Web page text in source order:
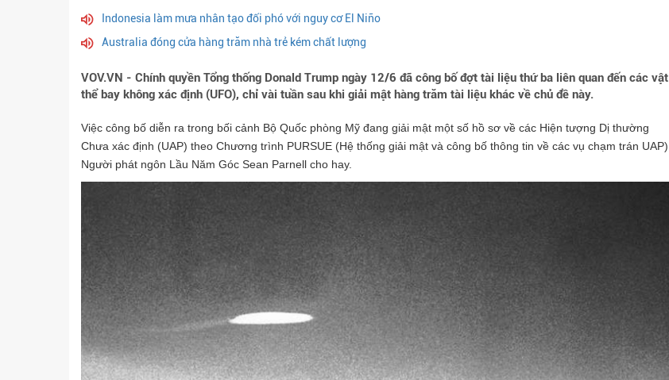
Indonesia làm mưa nhân tạo đối phó với nguy cơ El Niño
Australia đóng cửa hàng trăm nhà trẻ kém chất lượng
VOV.VN - Chính quyền Tổng thống Donald Trump ngày 12/6 đã công bố đợt tài liệu thứ ba liên quan đến các vật
thể bay không xác định (UFO), chỉ vài tuần sau khi giải mật hàng trăm tài liệu khác về chủ đề này.
Việc công bố diễn ra trong bối cảnh Bộ Quốc phòng Mỹ đang giải mật một số hồ sơ về các Hiện tượng Dị thường
Chưa xác định (UAP) theo Chương trình PURSUE (Hệ thống giải mật và công bố thông tin về các vụ chạm trán UAP),
Người phát ngôn Lầu Năm Góc Sean Parnell cho hay.